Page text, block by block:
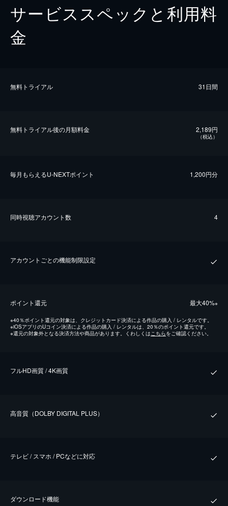
サービススペックと利用料
金
無料トライアル 31日間
無料トライアル後の⽉額料金 2,189円
（税込）
毎⽉もらえるU-NEXTポイント 1,200円分
同時視聴アカウント数 4
アカウントごとの機能制限設定
ポイント還元 最⼤40%※
※40％ポイント還元の対象は、クレジットカード決済による作品の購入 / レンタルです。
※iOSアプリのUコイン決済による作品の購入 / レンタルは、20％のポイント還元です。
※還元の対象外となる決済方法や商品があります。くわしくはこちらをご確認ください。
フルHD画質 / 4K画質
⾼⾳質（DOLBY DIGITAL PLUS）
テレビ / スマホ / PCなどに対応
ダウンロード機能